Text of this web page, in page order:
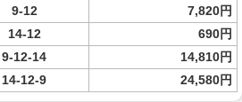
9-12
7,820円
14-12
690円
9-12-14
14,810円
14-12-9 24,580円